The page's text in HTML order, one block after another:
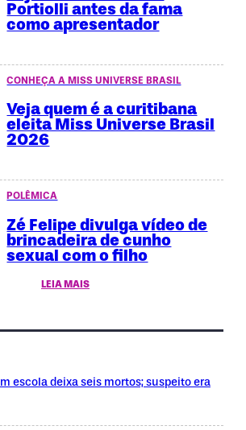
Portiolli antes da fama
como apresentador
CONHEÇA A MISS UNIVERSE BRASIL
Veja quem é a curitibana
eleita Miss Universe Brasil
2026
POLÊMICA
Zé Felipe divulga vídeo de
brincadeira de cunho
sexual com o filho
LEIA MAIS
escola deixa seis mortos; suspeito era